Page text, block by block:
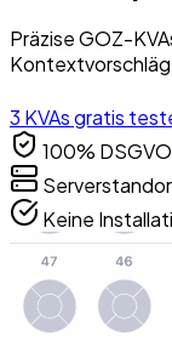
Präzise GOZ-
3 KVAs gratis
100%
Keine